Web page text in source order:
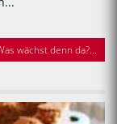
wächst denn da?...